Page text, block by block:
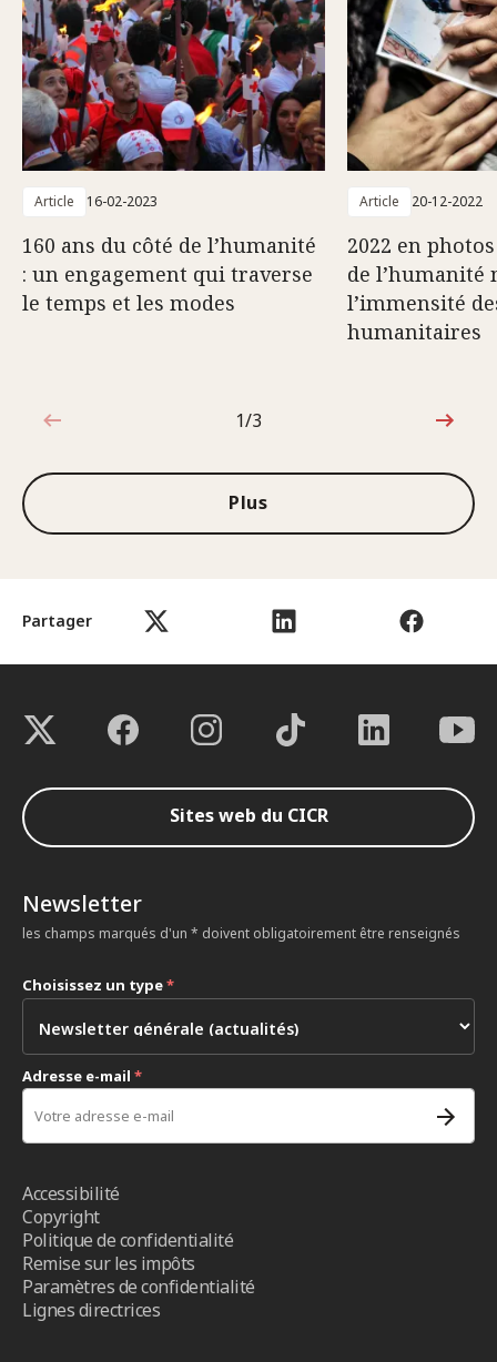
Partager
Article 16-02-2023
160 ans du côté de l’humanité
: un engagement qui traverse
le temps et les modes
Article 20-12-2022
2022 en
de l’humanité
l’immensité
humanitaires
1sur3
1/3
Plus
Sites web du CICR
Newsletter
les champs marqués d'un * doivent obligatoirement être renseignés
Choisissez un type*
Adresse e-mail *
Accessibilité
Copyright
Politique de confidentialité
Remise sur les impôts
Paramètres de confidentialité
Lignes directrices